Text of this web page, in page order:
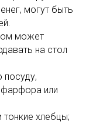
могут быть
может
на стол
фарфора или
хлебцы;